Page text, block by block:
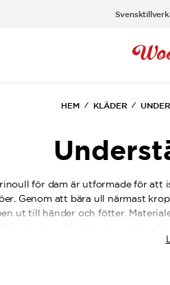
HEM KLÄDER
för dam är utformade för att
Genom att bära ull närmast
ut till händer och fötter.
från huden, vilket minskar risken